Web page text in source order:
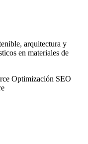
arquitectura y
en materiales de
Optimización SEO